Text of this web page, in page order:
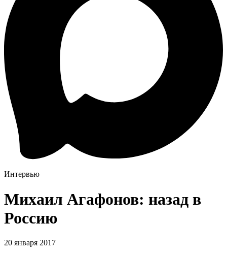
Интервью
Михаил Агафонов: назад в
Россию
20 января 2017